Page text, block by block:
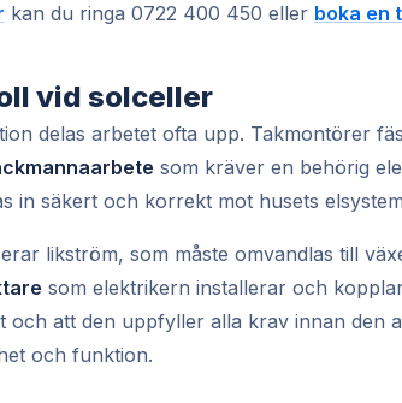
kan du ringa 0722 400 450 eller boka en
vid solceller
delas arbetet ofta upp. Takmontörer
som kräver en behörig
in säkert och korrekt mot husets
likström, som måste omvandlas till
som elektrikern installerar och
och att den uppfyller alla krav innan den
och funktion.